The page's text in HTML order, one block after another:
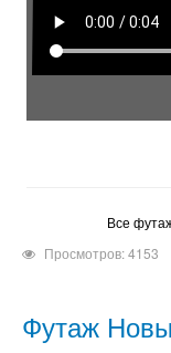
Все
Просмотров: 4153
Футаж